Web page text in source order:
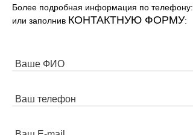
Более подробная информация по телефону:
или заполнив КОНТАКТНУЮ ФОРМУ:
Ваше ФИО
Ваш телефон